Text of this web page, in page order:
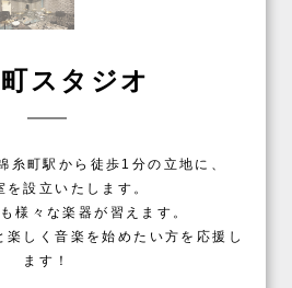
スタジオ
糸町駅から徒歩1分の立地に、
を設立いたします。
様々な楽器が習えます。
楽しく音楽を始めたい方を応援し
ます！